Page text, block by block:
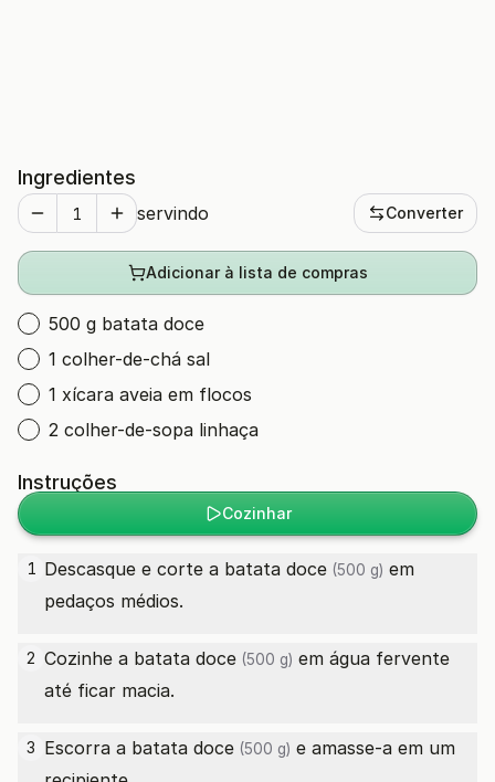
Ingredientes
servindo Converter
Adicionar à lista de compras
500 g batata doce
1 colher-de-chá sal
1 xícara aveia em flocos
2 colher-de-sopa linhaça
Instruções
Cozinhar
1 Descasque e corte a batata doce (500 g) em
pedaços médios.
2 Cozinhe a batata doce (500 g) em água fervente
até ficar macia.
3 Escorra a batata doce (500 g) e amasse-a em um